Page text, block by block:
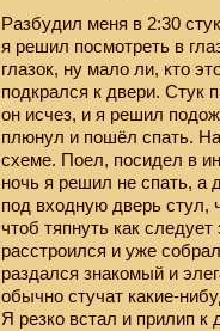
Разбудил меня в 2:30
я решил посмотреть в
глазок, ну мало ли, кто
подкрался к двери. Стук
он исчез, и я решил
плюнул и пошёл спать.
схеме. Поел, посидел в
ночь я решил не спать, а
под входную дверь стул,
чтоб тяпнуть как
расстроился и уже
раздался знакомый и
обычно стучат какие-
Я резко встал и прилип к